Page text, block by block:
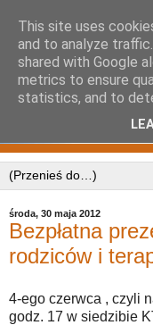
środa, 30 maja 2012
Bezpłatna
rodziców i
4-ego czerwca , czyli
godz. 17 w siedzibie
This site uses
and to analyze
shared with Google
metrics to ensure
statistics, and to